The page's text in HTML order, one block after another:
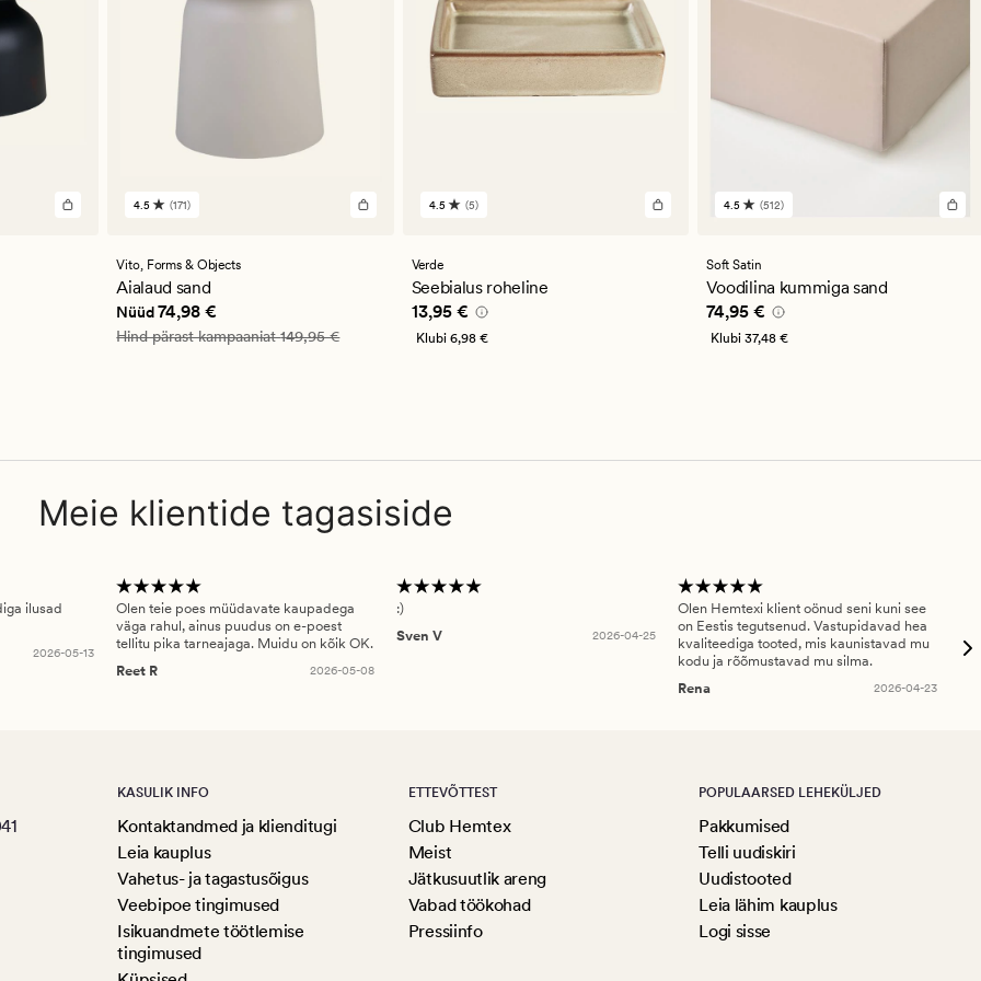
171
hinnanguga
4.5
4.5 (171)
Vito, Forms & Objects
Aialaud sand
Nåværende pris_ee
Nüüd 74,98 €
Vanlig pris_ee 149,95 €
Hind pärast kampaaniat149,95 €
5
hinnanguga
4.5
4.5 (5)
Verde
Seebialus roheline
Pris_ee 13,95 €
13,95 €
Klubi 6,98 €
512
hinnanguga
4.5
4.5 (512)
Soft Satin
Voodilina kummiga sand
Pris_ee 74,95 €
74,95 €
Klubi 37,48 €
Meie klientide tagasiside
ilusad
2026-05-13
Olen teie poes müüdavate kaupadega
väga rahul, ainus puudus on e-poest
tellitu pika tarneajaga. Muidu on kõik OK.
Reet R
2026-05-08
:)
Sven V
2026-04-25
Olen Hemtexi klient oönud seni kuni see
on Eestis tegutsenud. Vastupidavad hea
kvaliteediga tooted, mis kaunistavad mu
kodu ja rõõmustavad mu silma.
Rena
2026-04-23
KASULIK INFO
Kontaktandmed ja klienditugi
Leia kauplus
Vahetus- ja tagastusõigus
Veebipoe tingimused
Isikuandmete töötlemise
tingimused
ETTEVÕTTEST
Club Hemtex
Meist
Jätkusuutlik areng
Vabad töökohad
Pressiinfo
POPULAARSED LEHEKÜLJED
Pakkumised
Telli uudiskiri
Uudistooted
Leia lähim kauplus
Logi sisse